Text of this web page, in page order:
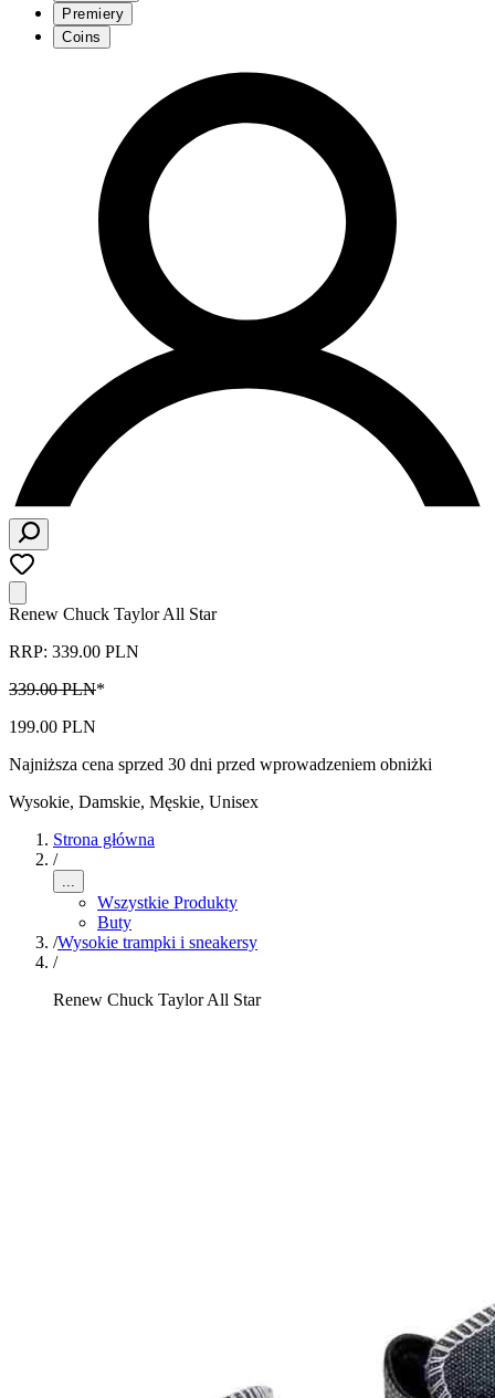
Premiery
Coins
Renew Chuck Taylor All Star
RRP: 339.00 PLN
339.00 PLN*
199.00 PLN
Najniższa cena sprzed 30 dni przed wprowadzeniem obniżki
Wysokie, Damskie, Męskie, Unisex
Strona główna
/
...
Wszystkie Produkty
Buty
/Wysokie trampki i sneakersy
/
Renew Chuck Taylor All Star